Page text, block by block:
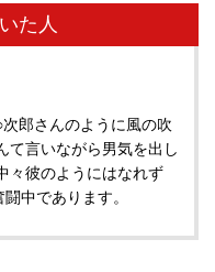
た人
郎さんのように風の吹
て言いながら男気を出し
々彼のようにはなれず
中であります。